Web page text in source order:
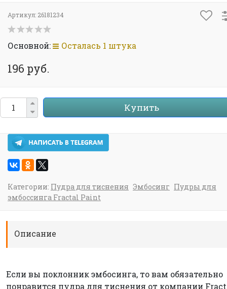
Артикул: 26181234
Основной: Осталась 1 штука
196 руб.
Купить
Категории: Пудра для тиснения Эмбосинг Пудры для
эмбоссинга Fractal Paint
Описание
Если вы поклонник эмбосинга, то вам обязательно
понравится пудра для тиснения от компании